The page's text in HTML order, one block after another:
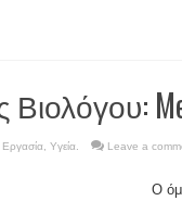
Εργασία Υγεία. Leave a
Ο